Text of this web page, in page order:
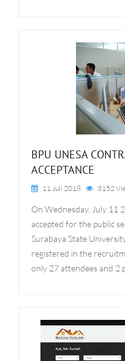
BPU UNESA
ACCEPTANCE
11 Juli 2018 3152
On Wednesday, July 11
accepted for the public
Surabaya State
registered in the
only 27 attendees and 2